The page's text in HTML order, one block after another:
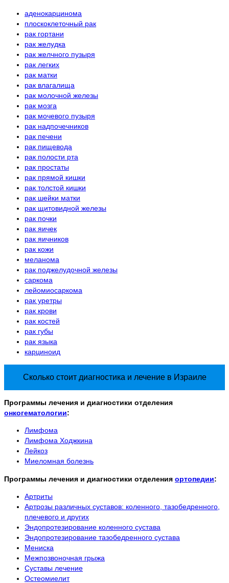
аденокарцинома
плоскоклеточный рак
рак гортани
рак желудка
рак желчного пузыря
рак легких
рак матки
рак влагалища
рак молочной железы
рак мозга
рак мочевого пузыря
рак надпочечников
рак печени
рак пищевода
рак полости рта
рак простаты
рак прямой кишки
рак толстой кишки
рак шейки матки
рак щитовидной железы
рак почки
рак яичек
рак яичников
рак кожи
меланома
рак поджелудочной железы
саркома
лейомиосаркома
рак уретры
рак крови
рак костей
рак губы
рак языка
карциноид
Сколько стоит диагностика и лечение в Израиле
Программы лечения и диагностики отделения
онкогематологии:
Лимфома
Лимфома Ходжкина
Лейкоз
Миеломная болезнь
Программы лечения и диагностики отделения ортопедии:
Артриты
Артрозы различных суставов: коленного, тазобедренного,
плечевого и других
Эндопротезирование коленного сустава
Эндопротезирование тазобедренного сустава
Мениска
Межпозвоночная грыжа
Суставы лечение
Остеомиелит